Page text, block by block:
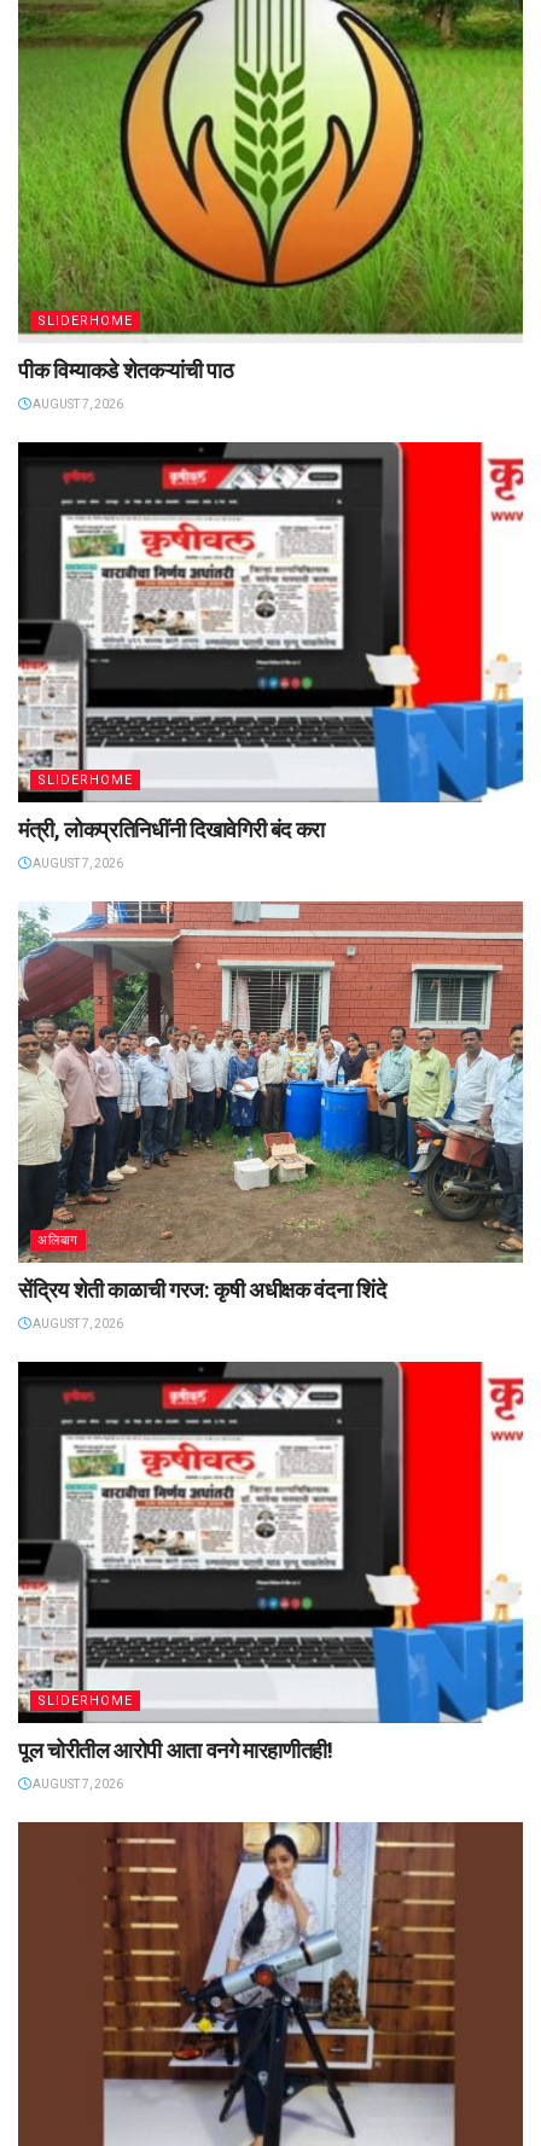
SLIDERHOME
पीक विम्याकडे शेतकऱ्यांची पाठ
AUGUST 7, 2026
SLIDERHOME
मंत्री, लोकप्रतिनिधींनी दिखावेगिरी बंद करा
AUGUST 7, 2026
अलिबाग
सेंद्रिय शेती काळाची गरज: कृषी अधीक्षक वंदना शिंदे
AUGUST 7, 2026
SLIDERHOME
पूल चोरीतील आरोपी आता वनगे मारहाणीतही!
AUGUST 7, 2026